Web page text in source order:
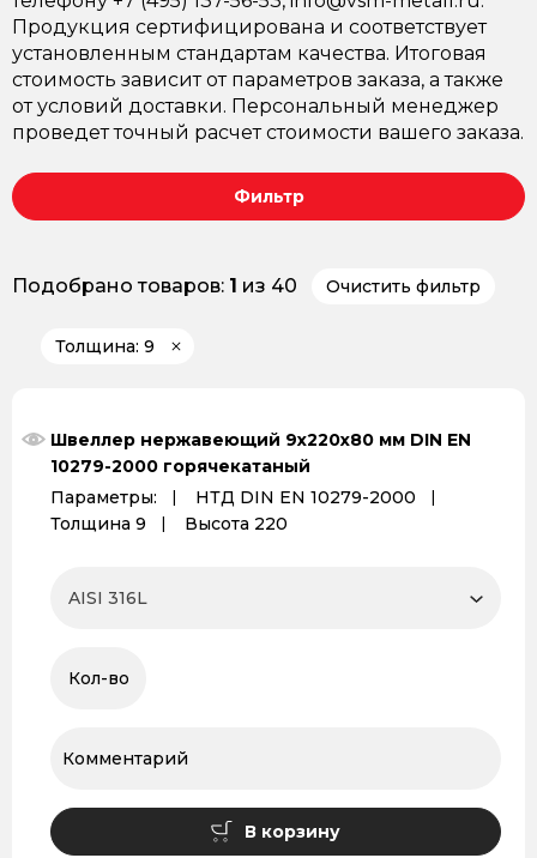
Продукция сертифицирована и соответствует
установленным стандартам качества. Итоговая
стоимость зависит от параметров заказа, а также
от условий доставки. Персональный менеджер
проведет точный расчет стоимости вашего заказа.
Фильтр
Подобрано товаров: 1 из 40 Очистить фильтр
Толщина: 9
Швеллер нержавеющий 9х220х80 мм DIN EN
10279-2000 горячекатаный
Параметры:
НТД DIN EN 10279-2000
Толщина 9
Высота 220
В корзину